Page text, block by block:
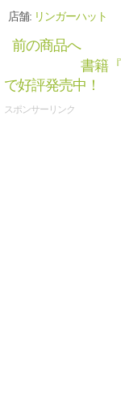
店舗: リンガーハット
前の商品へ
書籍
で好評発売中！
スポンサーリンク